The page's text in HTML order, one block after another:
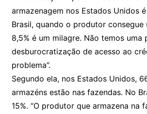
armazenagem nos Estados Unidos
Brasil, quando o produtor consegue
8,5% é um milagre. Não temos uma
desburocratização de acesso ao
problema”.
Segundo ela, nos Estados Unidos,
armazéns estão nas fazendas. No
15%. “O produtor que armazena na